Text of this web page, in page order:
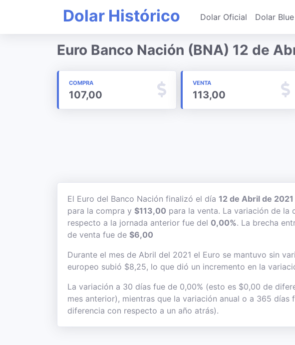
Dolar Histórico Dolar Oficial Dolar Blue
Euro Banco Nación (BNA) 12 de
COMPRA
107,00
VENTA
113,00
El Euro del Banco Nación finalizó el día 12 de Abril de 2021
para la compra y $113,00 para la venta. La variación de
respecto a la jornada anterior fue del 0,00%. La brecha
de venta fue de $6,00
Durante el mes de Abril del 2021 el Euro se mantuvo sin
europeo subió $8,25, lo que dió un incremento en la
La variación a 30 días fue de 0,00% (esto es $0,00 de
mes anterior), mientras que la variación anual o a 365 días
diferencia con respecto a un año atrás).